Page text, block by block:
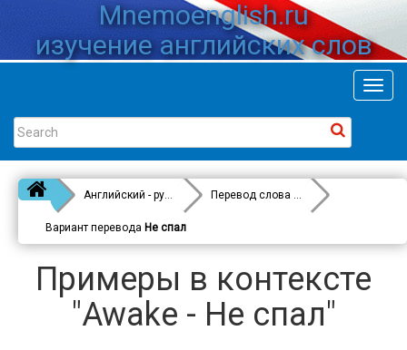
Mnemoenglish.ru
изучение английских слов
Английский - русский Перевод слова
Awake
Вариант перевода Не спал
Примеры в контексте
"Awake - Не спал"